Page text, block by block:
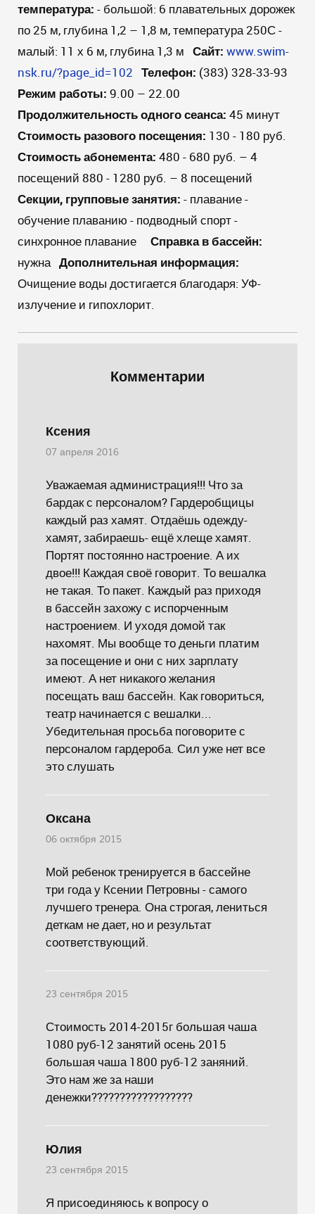
температура: - большой: 6 плавательных дорожек
по 25 м, глубина 1,2 – 1,8 м, температура 250С -
малый: 11 х 6 м, глубина 1,3 м Сайт: www.swim-
nsk.ru/?page_id=102 Телефон: (383) 328-33-93
Режим работы: 9.00 – 22.00
Продолжительность одного сеанса: 45 минут
Стоимость разового посещения: 130 - 180 руб.
Стоимость абонемента: 480 - 680 руб. – 4
посещений 880 - 1280 руб. – 8 посещений
Секции, групповые занятия: - плавание -
обучение плаванию - подводный спорт -
синхронное плавание
Справка в бассейн:
нужна Дополнительная информация:
Очищение воды достигается благодаря: УФ-
излучение и гипохлорит.
Комментарии
Ксения
07 апреля 2016
Уважаемая администрация!!! Что за
бардак с персоналом? Гардеробщицы
каждый раз хамят. Отдаёшь одежду-
хамят, забираешь- ещё хлеще хамят.
Портят постоянно настроение. А их
двое!!! Каждая своё говорит. То вешалка
не такая. То пакет. Каждый раз приходя
в бассейн захожу с испорченным
настроением. И уходя домой так
нахомят. Мы вообще то деньги платим
за посещение и они с них зарплату
имеют. А нет никакого желания
посещать ваш бассейн. Как говориться,
театр начинается с вешалки...
Убедительная просьба поговорите с
персоналом гардероба. Сил уже нет все
это слушать
Оксана
06 октября 2015
Мой ребенок тренируется в бассейне
три года у Ксении Петровны - самого
лучшего тренера. Она строгая, лениться
деткам не дает, но и результат
соответствующий.
23 сентября 2015
Стоимость 2014-2015г большая чаша
1080 руб-12 занятий осень 2015
большая чаша 1800 руб-12 заняний.
Это нам же за наши
денежки??????????????????
Юлия
23 сентября 2015
Я присоединяюсь к вопросу о